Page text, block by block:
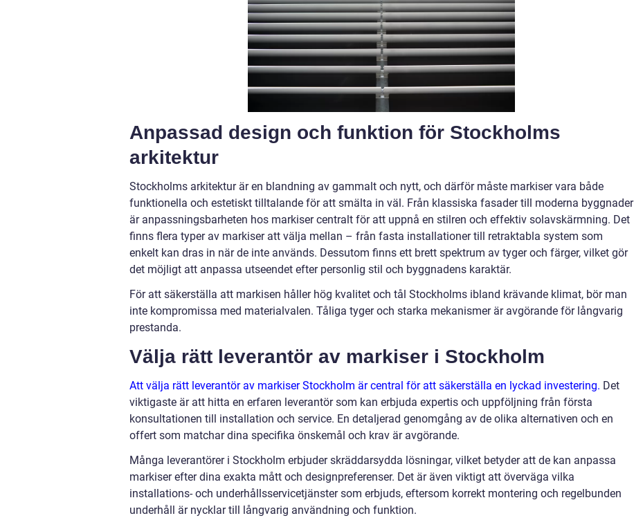
Anpassad design och funktion för Stockholms
arkitektur
Stockholms arkitektur är en blandning av gammalt och nytt, och därför måste markiser vara både
funktionella och estetiskt tilltalande för att smälta in väl. Från klassiska fasader till moderna byggnader
är anpassningsbarheten hos markiser centralt för att uppnå en stilren och effektiv solavskärmning. Det
finns flera typer av markiser att välja mellan – från fasta installationer till retraktabla system som
enkelt kan dras in när de inte används. Dessutom finns ett brett spektrum av tyger och färger, vilket gör
det möjligt att anpassa utseendet efter personlig stil och byggnadens karaktär.
För att säkerställa att markisen håller hög kvalitet och tål Stockholms ibland krävande klimat, bör man
inte kompromissa med materialvalen. Tåliga tyger och starka mekanismer är avgörande för långvarig
prestanda.
Välja rätt leverantör av markiser i Stockholm
Att välja rätt leverantör av markiser Stockholm är central för att säkerställa en lyckad investering. Det
viktigaste är att hitta en erfaren leverantör som kan erbjuda expertis och uppföljning från första
konsultationen till installation och service. En detaljerad genomgång av de olika alternativen och en
offert som matchar dina specifika önskemål och krav är avgörande.
Många leverantörer i Stockholm erbjuder skräddarsydda lösningar, vilket betyder att de kan anpassa
markiser efter dina exakta mått och designpreferenser. Det är även viktigt att överväga vilka
installations- och underhållsservicetjänster som erbjuds, eftersom korrekt montering och regelbunden
underhåll är nycklar till långvarig användning och funktion.